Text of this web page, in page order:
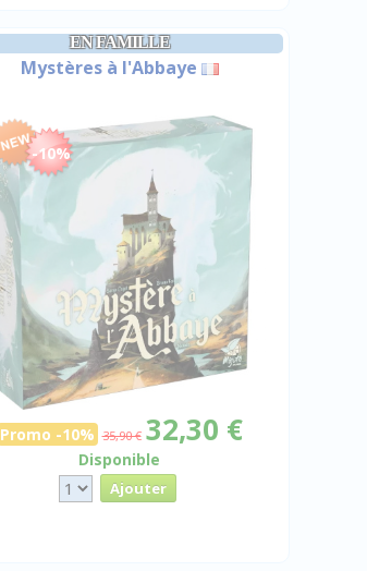
EN FAMILLE
Mystères à l'Abbaye
-10%
Promo -10% 35,90 € 32,30 €
Disponible